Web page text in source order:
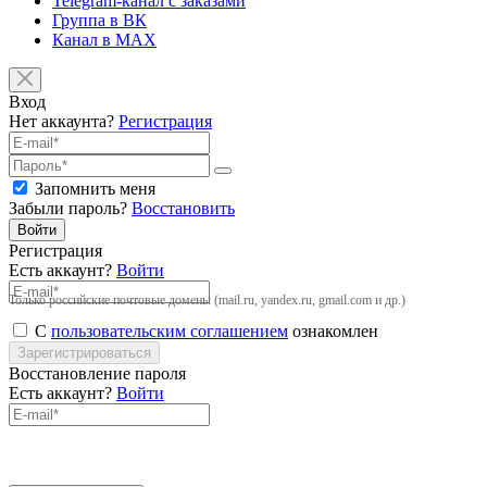
Группа в ВК
Канал в MAX
Вход
Нет аккаунта? Регистрация
Запомнить меня
Забыли пароль? Восстановить
Войти
Регистрация
Есть аккаунт? Войти
Только российские почтовые домены (mail.ru, yandex.ru, gmail.com и др.)
С пользовательским соглашением ознакомлен
Зарегистрироваться
Восстановление пароля
Есть аккаунт? Войти